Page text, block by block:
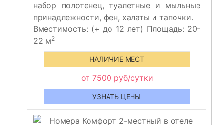
набор полотенец, туалетные и мыльные
принадлежности, фен, халаты и тапочки.
Вместимость: (+ до 12 лет) Площадь: 20-
22 м2
НАЛИЧИЕ МЕСТ
от 7500 руб/сутки
УЗНАТЬ ЦЕНЫ